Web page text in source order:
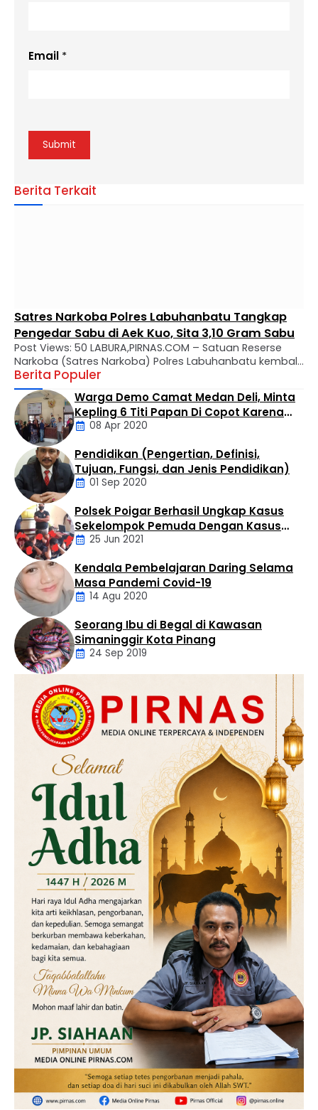
Email *
Berita Terkait
Satres Narkoba Polres Labuhanbatu Tangkap
Pengedar Sabu di Aek Kuo, Sita 3,10 Gram Sabu
Post Views: 50 LABURA,PIRNAS.COM – Satuan Reserse
Narkoba (Satres Narkoba) Polres Labuhanbatu kembali
mengungkap kasus peredaran narkotika jenis sabu di
wilayah hukumnya. Seorang pria berinisial MTS alias
Tebe (34) berhasil diamankan dalam operasi yang
digelar di Kelurahan Bandar Selamat, Kecamatan Aek
Kuo, Kabupaten Labuhanbatu Utara, Selasa (4/8/2026)
sekitar pukul 14.30 WIB. Penangkapan dilakukan oleh Tim
…
Berita Populer
Daerah
Warga Demo Camat Medan Deli, Minta
Kepling 6 Titi Papan Di Copot Karena
Tak Perduli Sama Warganya
08 Apr 2020
Artikel
Pendidikan (Pengertian, Definisi,
Tujuan, Fungsi, dan Jenis Pendidikan)
01 Sep 2020
Daerah
Polsek Poigar Berhasil Ungkap Kasus
Sekelompok Pemuda Dengan Kasus
Pencabulan
25 Jun 2021
Artikel
Kendala Pembelajaran Daring Selama
Masa Pandemi Covid-19
14 Agu 2020
Daerah
Hukum
Kriminal
Labusel
Seorang Ibu di Begal di Kawasan
Simaninggir Kota Pinang
24 Sep 2019